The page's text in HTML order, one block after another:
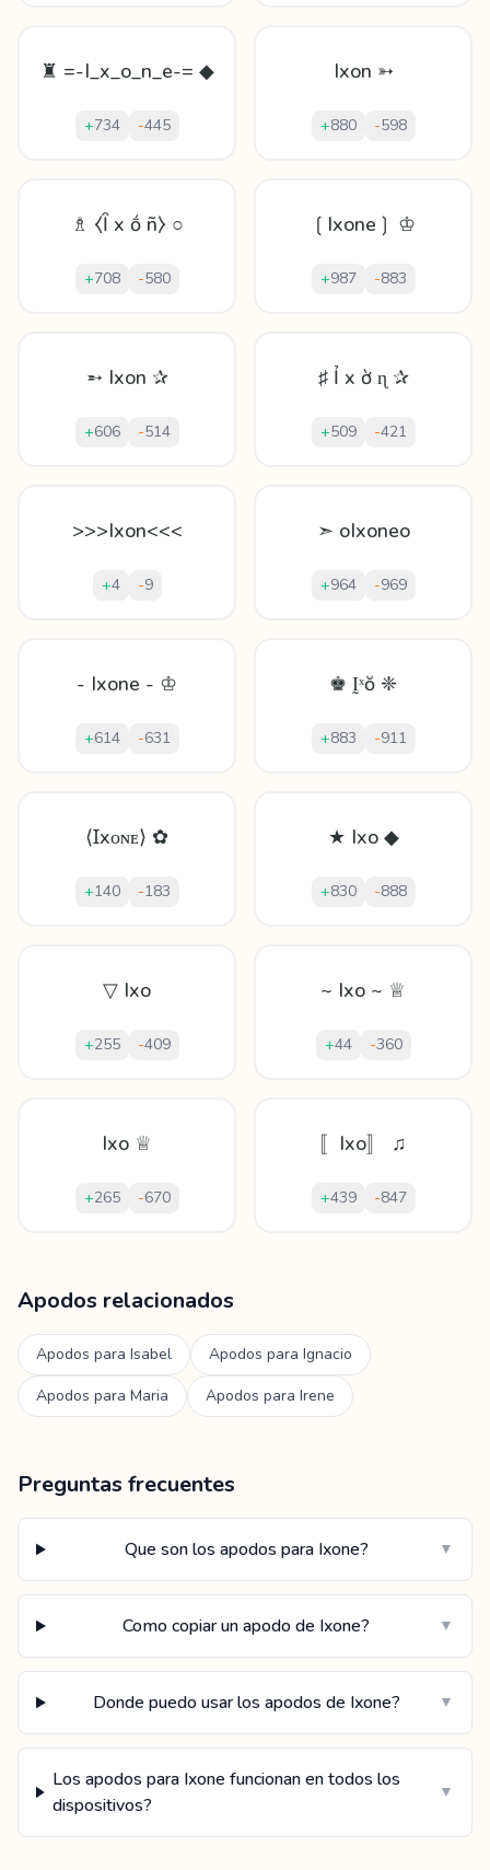
♜ =-I_x_o_n_e-= ◆
+734 -445
Ixon ➳
+880 -598
♗ ⧼Ȋ x ṓ ñ⧽ ○
+708 -580
❲Ixone❳ ♔
+987 -883
➵ Ixon ✰
+606 -514
♯ Ỉ x ờ ɳ ✰
+509 -421
>>>Ixon<<<
+4 -9
➣ oIxoneo
+964 -969
- Ixone - ♔
+614 -631
♚ Ḭˣŏ ❈
+883 -911
⟨Ɪxᴏɴᴇ⟩ ✿
+140 -183
★ Ixo ◆
+830 -888
▽ Ixo
+255 -409
~ Ixo ~ ♕
+44 -360
Ixo ♕
+265 -670
〚Ixo〛 ♫
+439 -847
Apodos relacionados
Apodos para Isabel Apodos para Ignacio
Apodos para Maria Apodos para Irene
Preguntas frecuentes
Que son los apodos para Ixone? ▼
Como copiar un apodo de Ixone? ▼
Donde puedo usar los apodos de Ixone? ▼
Los apodos para Ixone funcionan en todos los
dispositivos?
▼